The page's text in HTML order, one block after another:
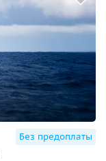
Без предоплаты